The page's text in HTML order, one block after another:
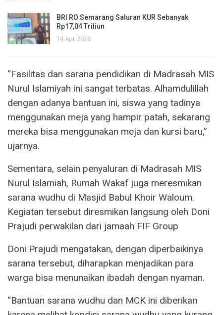
BRI RO Semarang Saluran KUR Sebanyak
Rp17,04 Triliun
14 Apr 2026
“Fasilitas dan sarana pendidikan di Madrasah MIS
Nurul Islamiyah ini sangat terbatas. Alhamdulillah
dengan adanya bantuan ini, siswa yang tadinya
menggunakan meja yang hampir patah, sekarang
mereka bisa menggunakan meja dan kursi baru,”
ujarnya.
Sementara, selain penyaluran di Madrasah MIS
Nurul Islamiah, Rumah Wakaf juga meresmikan
sarana wudhu di Masjid Babul Khoir Waloum.
Kegiatan tersebut diresmikan langsung oleh Doni
Prajudi perwakilan dari jamaah FIF Group
Doni Prajudi mengatakan, dengan diperbaikinya
sarana tersebut, diharapkan menjadikan para
warga bisa menunaikan ibadah dengan nyaman.
“Bantuan sarana wudhu dan MCK ini diberikan